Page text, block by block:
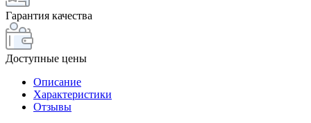
Гарантия качества
Доступные цены
Описание
Характеристики
Отзывы